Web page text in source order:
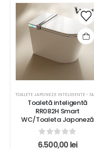
Toaletă inteligentă
RR082H Smart
WC/Toaleta Japoneză
0 out of 5
6.500,00lei